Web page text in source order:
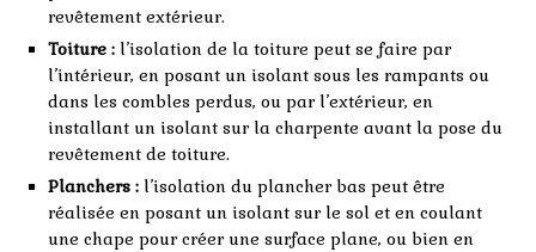
revêtement extérieur.
Toiture : l’isolation de la toiture peut se faire par
l’intérieur, en posant un isolant sous les rampants ou
dans les combles perdus, ou par l’extérieur, en
installant un isolant sur la charpente avant la pose du
revêtement de toiture.
Planchers : l’isolation du plancher bas peut être
réalisée en posant un isolant sur le sol et en coulant
une chape pour créer une surface plane, ou bien en